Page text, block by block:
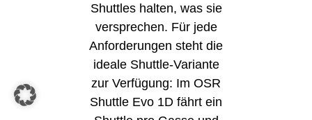
Shuttles halten, was sie
versprechen. Für jede
Anforderungen steht die
ideale Shuttle-Variante
zur Verfügung: Im OSR
Shuttle Evo 1D fährt ein